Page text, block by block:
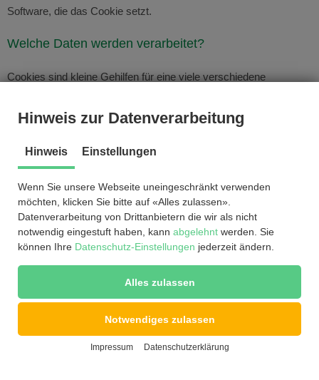
Hinweis zur Datenverarbeitung
Hinweis Einstellungen
Wenn Sie unsere Webseite uneingeschränkt verwenden
möchten, klicken Sie bitte auf «Alles zulassen».
Datenverarbeitung von Drittanbietern die wir als nicht
notwendig eingestuft haben, kann abgelehnt werden. Sie
können Ihre Datenschutz-Einstellungen jederzeit ändern.
Alles zulassen
Notwendiges zulassen
Impressum Datenschutzerklärung
Software, die das Cookie setzt.
Welche Daten werden verarbeitet?
Cookies sind kleine Gehilfen für eine viele verschiedene
man leider nicht verallgemeinern, aber wir werden Sie im Rahmen
gespeicherten Daten informieren.
Speicherdauer von Cookies
Die Speicherdauer hängt vom jeweiligen Cookie ab und wird
weiter unter präzisiert. Manche Cookies werden nach weniger als
Computer gespeichert bleiben.
löschen (siehe auch unten “Widerspruchsrecht”). Ferner werden